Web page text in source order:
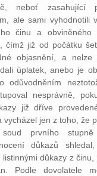
neboť zasahující
ale sami vyhodnotili
činu a
čímž již od počátku
objasnění, a nelze
úplatek, anebo je
odůvodněním
nesprávně,
již dříve
vycházel jen z toho, že
soud prvního
důkazů
důkazy z
Podle dovolatele